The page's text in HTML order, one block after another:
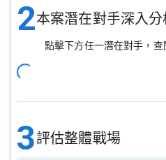
2本案潛在對手深入分
點擊下方任一潛在對手，查
3評估整體戰場